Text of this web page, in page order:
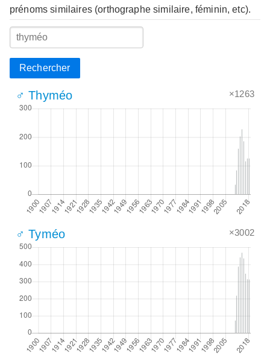
prénoms similaires (orthographe similaire, féminin, etc).
Rechercher
♂ Thyméo ×1263
♂ Tyméo ×3002